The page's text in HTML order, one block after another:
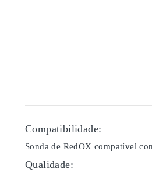
Compatibilidade:
Sonda de RedOX compatível
Qualidade: